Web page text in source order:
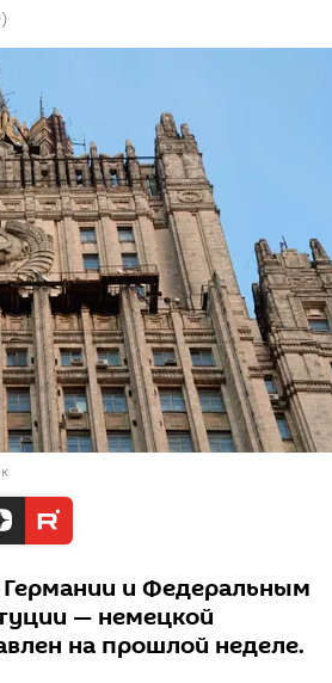
)
и Федеральным
— немецкой
на прошлой неделе.